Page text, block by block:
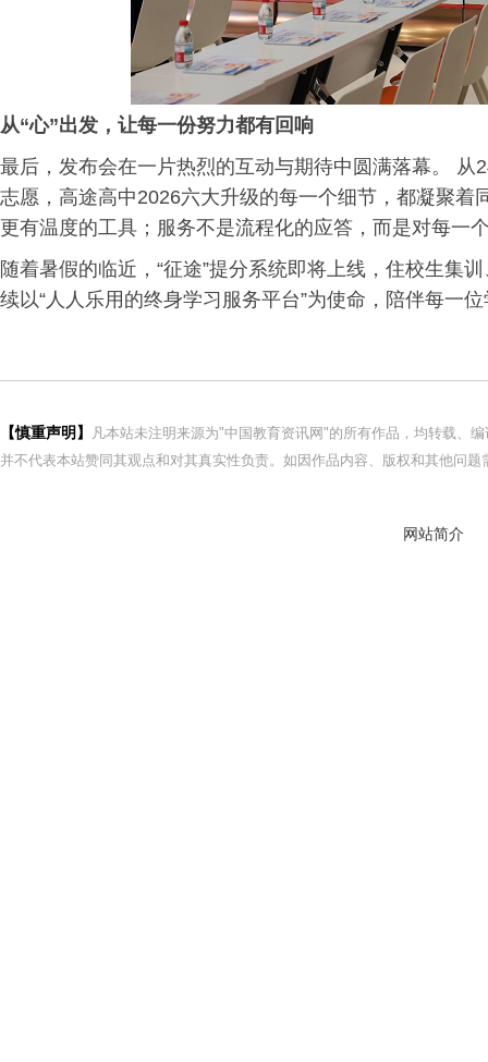
从“心”出发，让每一份努力都有回响
最后，发布会在一片热烈的互动与期待中圆满落幕。
志愿，高途高中2026六大升级的每一个细节，都凝聚
更有温度的工具；服务不是流程化的应答，而是对每一
随着暑假的临近，“征途”提分系统即将上线，住校生集
续以“人人乐用的终身学习服务平台”为使命，陪伴每一
【慎重声明】
凡本站未注明来源为"中国教育资讯网"的所有作品，均转载、
并不代表本站赞同其观点和对其真实性负责。如因作品内容、版权和其他问
网站简介